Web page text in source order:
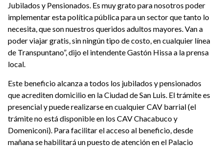
Jubilados y Pensionados. Es muy grato para nosotros poder
implementar esta política pública para un sector que tanto lo
necesita, que son nuestros queridos adultos mayores. Van a
poder viajar gratis, sin ningún tipo de costo, en cualquier línea
de Transpuntano”, dijo el intendente Gastón Hissa a la prensa
local.
Este beneficio alcanza a todos los jubilados y pensionados
que acrediten domicilio en la Ciudad de San Luis. El trámite es
presencial y puede realizarse en cualquier CAV barrial (el
trámite no está disponible en los CAV Chacabuco y
Domeniconi). Para facilitar el acceso al beneficio, desde
mañana se habilitará un puesto de atención en el Palacio